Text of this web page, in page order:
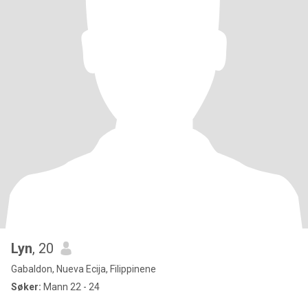
Lyn, 20
Gabaldon, Nueva Ecija, Filippinene
Søker: Mann 22 - 24